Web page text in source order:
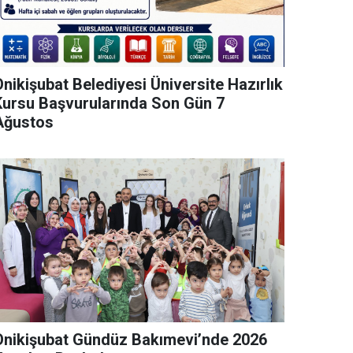
Belediyesi Üniversite Hazırlık
Başvurularında Son Gün 7
Gündüz Bakımevi’nde 2026